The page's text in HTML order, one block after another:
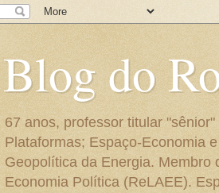
Blog do
67 anos, professor titular
Plataformas; Espaço-Economia
Geopolítica da Energia. Membro
Economia Política (ReLAEE).